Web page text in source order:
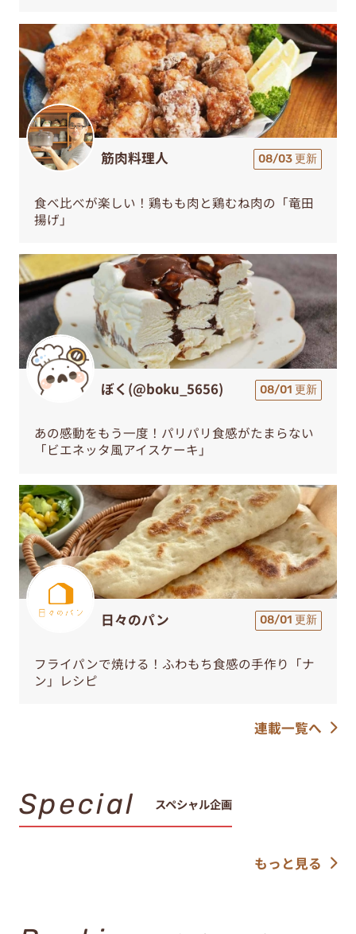
筋肉料理人 08/03 更新
食べ比べが楽しい！鶏もも肉と鶏むね肉の「竜田
揚げ」
ぼく(@boku_5656) 08/01 更新
あの感動をもう一度！パリパリ食感がたまらない
「ビエネッタ風アイスケーキ」
日々のパン 08/01 更新
フライパンで焼ける！ふわもち食感の手作り「ナ
ン」レシピ
連載一覧へ
Special スペシャル企画
もっと見る